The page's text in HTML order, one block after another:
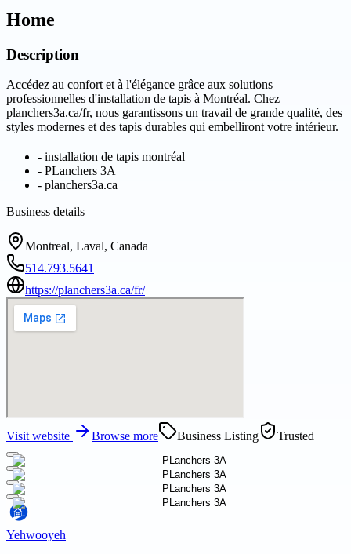
Home
Description
Accédez au confort et à l'élégance grâce aux solutions
professionnelles d'installation de tapis à Montréal. Chez
planchers3a.ca/fr, nous garantissons un travail de grande qualité, des
styles modernes et des tapis durables qui embelliront votre intérieur.
- installation de tapis montréal
- PLanchers 3A
- planchers3a.ca
Business details
Montreal, Laval, Canada
514.793.5641
https://planchers3a.ca/fr/
Visit website Browse more Business Listing Trusted
Yehwooyeh